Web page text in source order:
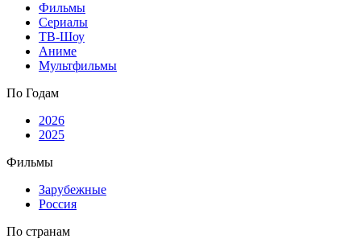
Фильмы
Сериалы
ТВ-Шоу
Аниме
Мультфильмы
По Годам
2026
2025
Фильмы
Зарубежные
Россия
По странам